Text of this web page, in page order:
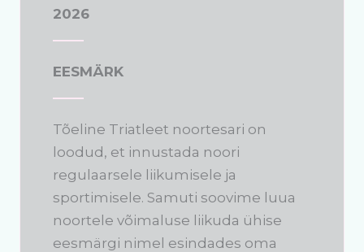
2026
EESMÄRK
Tõeline Triatleet noortesari on
loodud, et innustada noori
regulaarsele liikumisele ja
sportimisele. Samuti soovime luua
noortele võimaluse liikuda ühise
eesmärgi nimel esindades oma